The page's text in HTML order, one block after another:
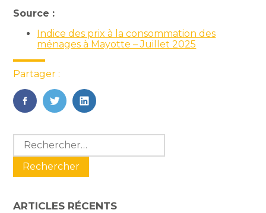
Source :
Indice des prix à la consommation des
ménages à Mayotte – Juillet 2025
Partager :
FaceBook
TwitterLinkedIn
Blog
sidebar
Rechercher :
ARTICLES RÉCENTS